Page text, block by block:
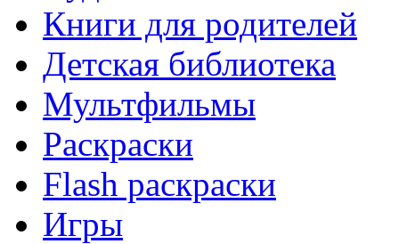
Книги для родителей
Детская библиотека
Мультфильмы
Раскраски
Flash раскраски
Игры